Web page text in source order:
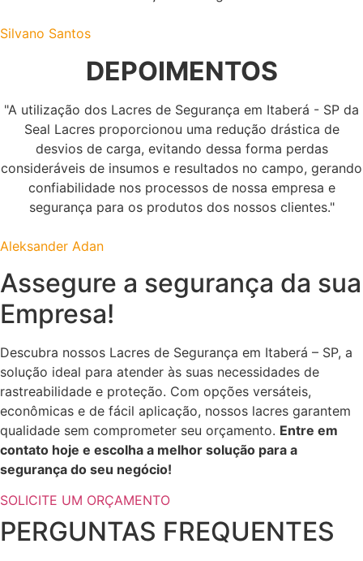
Silvano Santos
DEPOIMENTOS
"A utilização dos Lacres de Segurança em Itaberá - SP da
Seal Lacres proporcionou uma redução drástica de
desvios de carga, evitando dessa forma perdas
consideráveis de insumos e resultados no campo, gerando
confiabilidade nos processos de nossa empresa e
segurança para os produtos dos nossos clientes."
Aleksander Adan
Assegure a segurança da sua
Empresa!
Descubra nossos Lacres de Segurança em Itaberá – SP, a
solução ideal para atender às suas necessidades de
rastreabilidade e proteção. Com opções versáteis,
econômicas e de fácil aplicação, nossos lacres garantem
qualidade sem comprometer seu orçamento. Entre em
contato hoje e escolha a melhor solução para a
segurança do seu negócio!
SOLICITE UM ORÇAMENTO
PERGUNTAS FREQUENTES